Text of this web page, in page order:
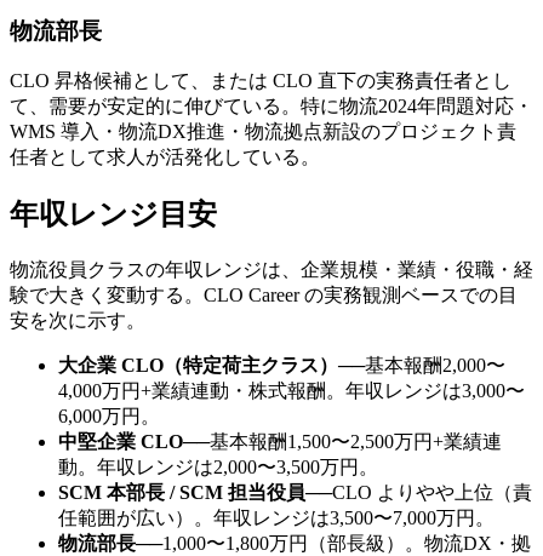
物流部長
CLO 昇格候補として、または CLO 直下の実務責任者とし
て、需要が安定的に伸びている。特に物流2024年問題対応・
WMS 導入・物流DX推進・物流拠点新設のプロジェクト責
任者として求人が活発化している。
年収レンジ目安
物流役員クラスの年収レンジは、企業規模・業績・役職・経
験で大きく変動する。CLO Career の実務観測ベースでの目
安を次に示す。
大企業 CLO（特定荷主クラス） ──基本報酬2,000〜
4,000万円+業績連動・株式報酬。年収レンジは3,000〜
6,000万円。
中堅企業 CLO──基本報酬1,500〜2,500万円+業績連
動。年収レンジは2,000〜3,500万円。
SCM 本部長 / SCM 担当役員──CLO よりやや上位（責
任範囲が広い）。年収レンジは3,500〜7,000万円。
物流部長──1,000〜1,800万円（部長級）。物流DX・拠